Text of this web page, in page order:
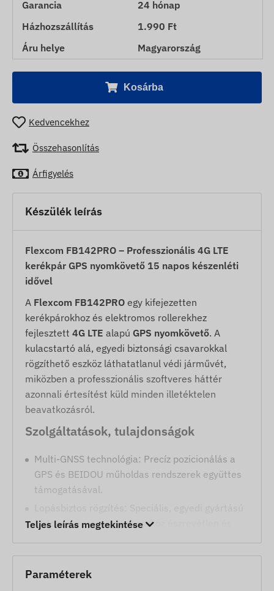
Garancia
24 hónap
Házhozszállítás
1.990 Ft
Áru helye
Magyarország
Kosárba
Kedvencekhez
Összehasonlítás
Árfigyelés
Készülék leírás
Flexcom FB142PRO – Professzionális 4G LTE
kerékpár GPS nyomkövető 15 napos készenléti
idővel
A Flexcom FB142PRO egy kifejezetten
kerékpárokhoz és elektromos rollerekhez
fejlesztett 4G LTE alapú GPS nyomkövető. A
kulacstartó alá, egyedi biztonsági csavarokkal
rögzíthető eszköz láthatatlanul védi járművét,
miközben a professzionális szoftveres háttér
azonnali értesítést küld minden illetéktelen
beavatkozásról.
Szolgáltatások, tulajdonságok
Multi-GNSS technológia: Precíz pozicionálás a
GPS és BEIDOU műholdas rendszerek együttes
támogatásával.
biztonsági csavarok az eszköz észrevétlen és
alatt.
Kompakt és strapabíró: Masszív, IP65 víz- és
Teljes leírás megtekintése
Paraméterek